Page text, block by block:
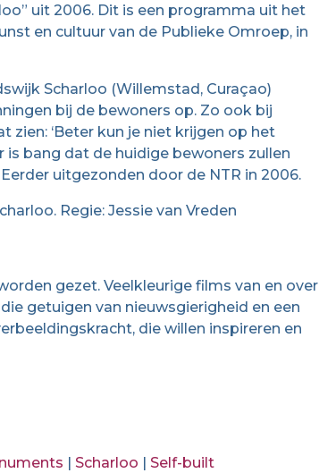
uit 2006. Dit is een programma uit het
en cultuur van de Publieke Omroep, in
Scharloo (Willemstad, Curaçao)
bij de bewoners op. Zo ook bij
zien: ‘Beter kun je niet krijgen op het
is bang dat de huidige bewoners zullen
uitgezonden door de NTR in 2006.
Regie: Jessie van Vreden
gezet. Veelkleurige films van en over
getuigen van nieuwsgierigheid en een
die willen inspireren en
Scharloo Self-built